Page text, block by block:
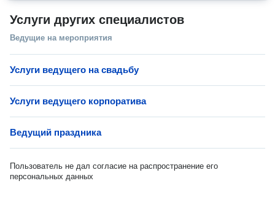
Услуги других специалистов
Ведущие на мероприятия
Услуги ведущего на свадьбу
Услуги ведущего корпоратива
Ведущий праздника
Пользователь не дал согласие на распространение его
персональных данных